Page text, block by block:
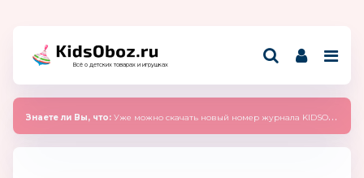
Всё о детских товарах и игрушках
Знаете ли Вы, что: Уже можно скачать новый номер журнала KIDSOBOZ 2025 (сентябрь)